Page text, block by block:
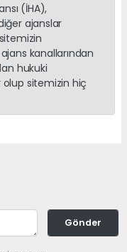
(İHA),
ajanslar
kanallarından
hukuki
sitemizin hiç
Gönder